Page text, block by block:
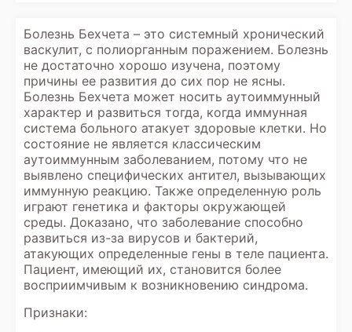
Болезнь Бехчета – это системный хронический
васкулит, с полиорганным поражением. Болезнь
не достаточно хорошо изучена, поэтому
причины ее развития до сих пор не ясны.
Болезнь Бехчета может носить аутоиммунный
характер и развиться тогда, когда иммунная
система больного атакует здоровые клетки. Но
состояние не является классическим
аутоиммунным заболеванием, потому что не
выявлено специфических антител, вызывающих
иммунную реакцию. Также определенную роль
играют генетика и факторы окружающей
среды. Доказано, что заболевание способно
развиться из-за вирусов и бактерий,
атакующих определенные гены в теле пациента.
Пациент, имеющий их, становится более
восприимчивым к возникновению синдрома.
Признаки: